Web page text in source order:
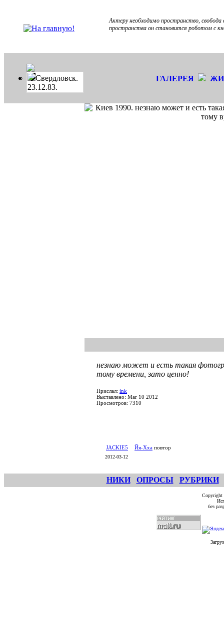
Актеру необходимо пространство,
пространства он становится роботом с
Cвердловск.
23.12.83.
ГАЛЕРЕЯ
незнаю может и есть такая
тому времени, зато ценно!
Прислал: ink
Выставлено: Mar 10 2012
Просмотров: 7310
JACKIE5
2012-03-12
Йя-Хха повтор
НИКИ ОПРОСЫ РУБРИКИ
без